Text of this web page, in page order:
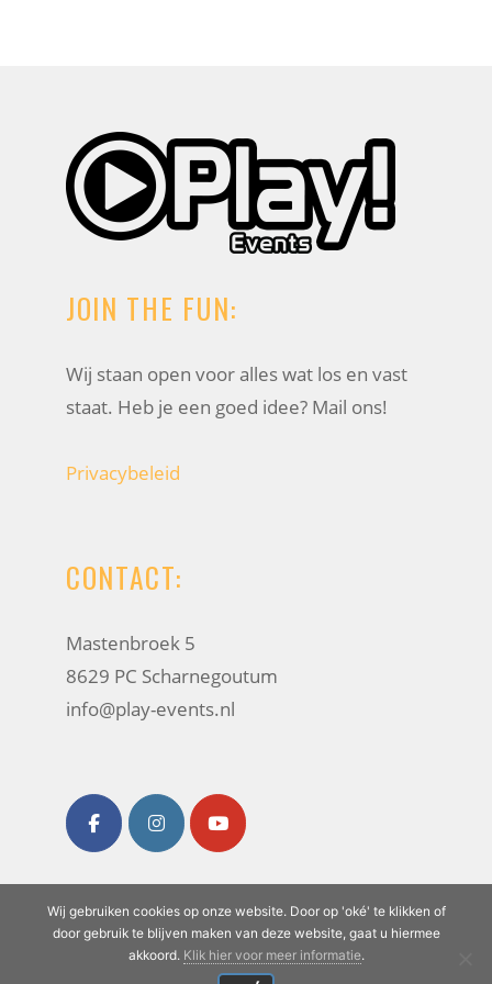
JOIN THE FUN:
Wij staan open voor alles wat los en vast
staat. Heb je een goed idee? Mail ons!
Privacybeleid
CONTACT:
Mastenbroek 5
8629 PC Scharnegoutum
info@play-events.nl
Play Events· Alle rechten voorbehouden
©2026| Website ontwikkeling door
Wij gebruiken cookies op onze website. Door op 'oké' te klikken of
door gebruik te blijven maken van deze website, gaat u hiermee
akkoord. Klik hier voor meer informatie.